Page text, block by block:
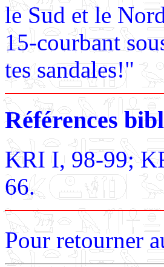
le Sud et le
15-courbant
tes sandales!"
Références
KRI I, 98-99;
66.
Pour retourner